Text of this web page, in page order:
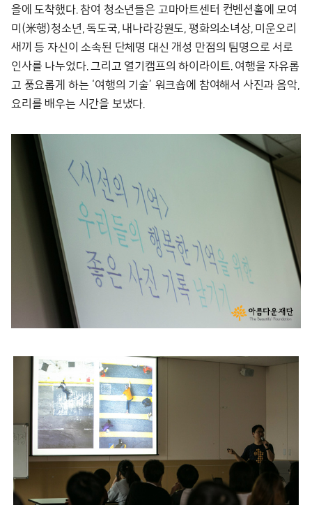
을에 도착했다. 참여 청소년들은 고마아트센터 컨벤션홀에 모여
미(米행)청소년, 독도국, 내나라강원도, 평화의소녀상, 미운오리
새끼 등 자신이 소속된 단체명 대신 개성 만점의 팀명으로 서로
인사를 나누었다. 그리고 열기캠프의 하이라이트. 여행을 자유롭
고 풍요롭게 하는 ‘여행의 기술’ 워크숍에 참여해서 사진과 음악,
요리를 배우는 시간을 보냈다.